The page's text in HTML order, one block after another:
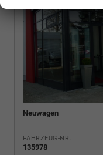
Neuwagen
FAHRZEUG-NR.
135978